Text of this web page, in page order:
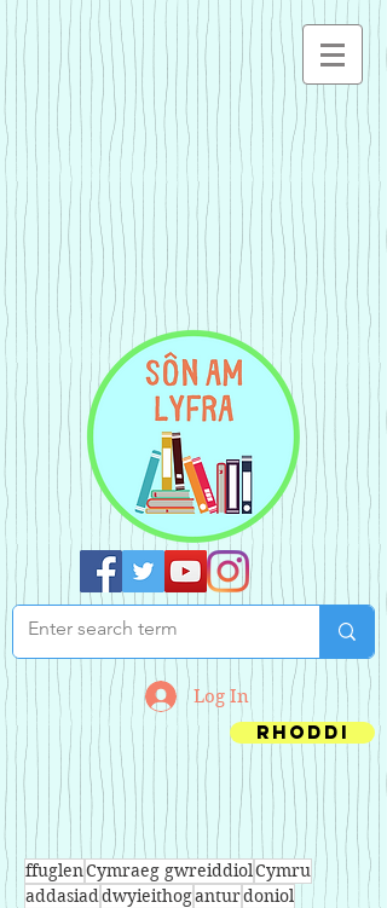
Log In
Rhoddi
ffuglenCymraeg gwreiddiolCymru
addasiaddwyieithoganturdoniol